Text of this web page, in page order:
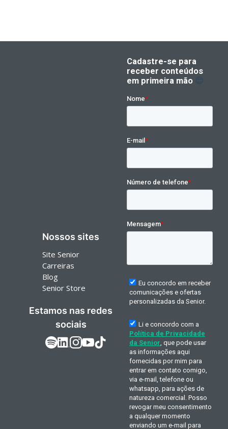
Nossos sites
Site Senior
Carreiras
Blog
Senior Store
Estamos nas redes
sociais